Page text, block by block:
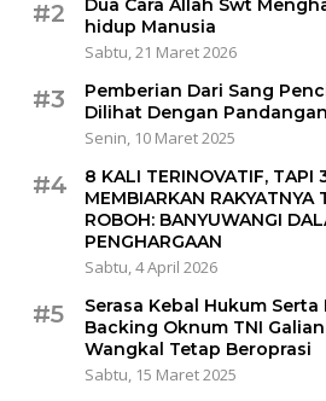
#2
Dua Cara Allah Swt
hidup Manusia
Sabtu, 21 Maret 2026
#3
Pemberian Dari Sang
Dilihat Dengan
Senin, 10 Maret 2025
#4
8 KALI TERINOVATIF, TAPI
MEMBIARKAN RAKYATNYA
ROBOH: BANYUWANGI
PENGHARGAAN
Sabtu, 4 April 2026
#5
Serasa Kebal Hukum
Backing Oknum TNI
Wangkal Tetap Beroprasi
Sabtu, 15 Maret 2025